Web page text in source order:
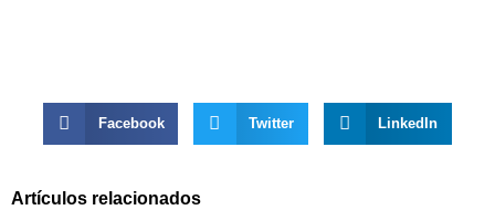
Facebook Twitter LinkedIn
Artículos relacionados